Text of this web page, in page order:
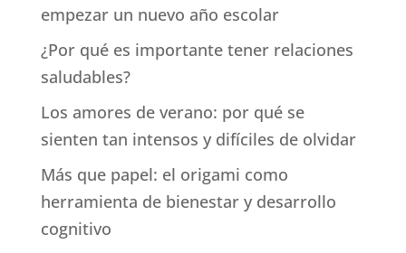
empezar un nuevo año escolar
¿Por qué es importante tener relaciones
saludables?
Los amores de verano: por qué se
sienten tan intensos y difíciles de olvidar
Más que papel: el origami como
herramienta de bienestar y desarrollo
cognitivo